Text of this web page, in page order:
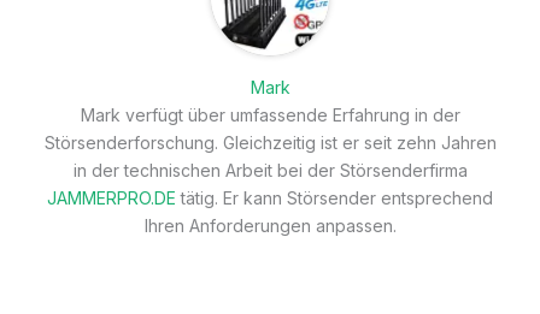
Mark
Mark verfügt über umfassende Erfahrung in der
Störsenderforschung. Gleichzeitig ist er seit zehn Jahren
in der technischen Arbeit bei der Störsenderfirma
JAMMERPRO.DE tätig. Er kann Störsender entsprechend
Ihren Anforderungen anpassen.